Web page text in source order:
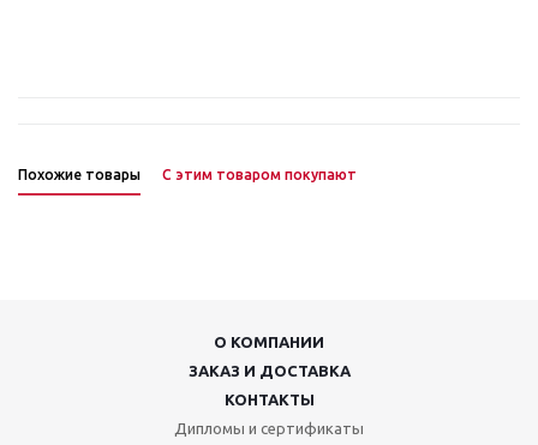
Похожие товары С этим товаром покупают
О КОМПАНИИ
ЗАКАЗ И ДОСТАВКА
КОНТАКТЫ
Дипломы и сертификаты